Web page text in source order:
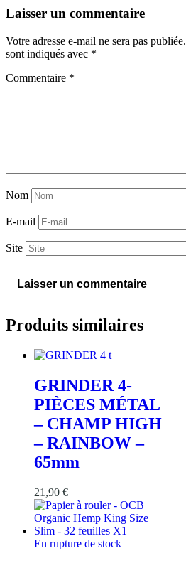
Laisser un commentaire
Votre adresse e-mail ne sera pas publiée.
sont indiqués avec *
Commentaire *
Nom
E-mail
Site
Produits similaires
GRINDER 4-
PIÈCES MÉTAL
– CHAMP HIGH
– RAINBOW –
65mm
21,90 €
En rupture de stock